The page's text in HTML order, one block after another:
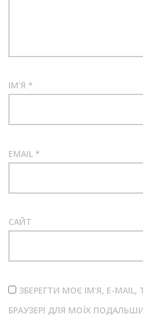
ІМ'Я *
EMAIL *
САЙТ
ЗБЕРЕГТИ МОЄ ІМ'Я, E-
БРАУЗЕРІ ДЛЯ МОЇХ